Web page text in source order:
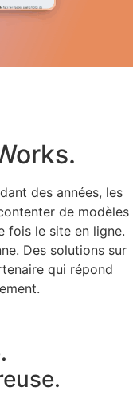
des années, les
de modèles
fois le site en ligne.
Des solutions sur
qui répond